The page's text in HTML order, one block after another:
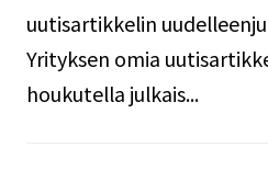
uutisartikkelin
Yrityksen omia
houkutella julkais...